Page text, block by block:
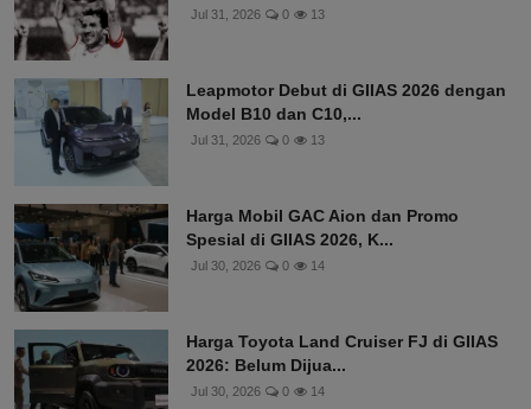
Jul 31, 2026 0 13
Leapmotor Debut di GIIAS 2026 dengan
Model B10 dan C10,...
Jul 31, 2026 0 13
Harga Mobil GAC Aion dan Promo
Spesial di GIIAS 2026, K...
Jul 30, 2026 0 14
Harga Toyota Land Cruiser FJ di GIIAS
2026: Belum Dijua...
Jul 30, 2026 0 14